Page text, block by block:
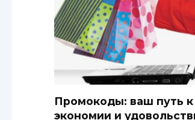
Промокоды: ваш путь к
экономии и